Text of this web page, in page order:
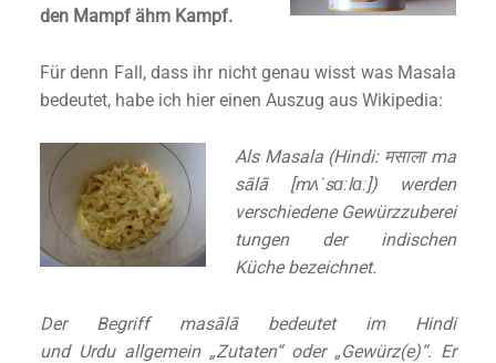
den Mampf ähm Kampf.
Für denn Fall, dass ihr nicht genau wisst was Masala
bedeutet, habe ich hier einen Auszug aus Wikipedia:
Als Masala (Hindi: मसालाma
sālā [mʌˈsɑːlɑː]) werden
verschiedene Gewürzzuberei
tungen der indischen
Küche bezeichnet.
Der Begriff masālā bedeutet im Hindi
und Urdu allgemein „Zutaten“ oder „Gewürz(e)“. Er